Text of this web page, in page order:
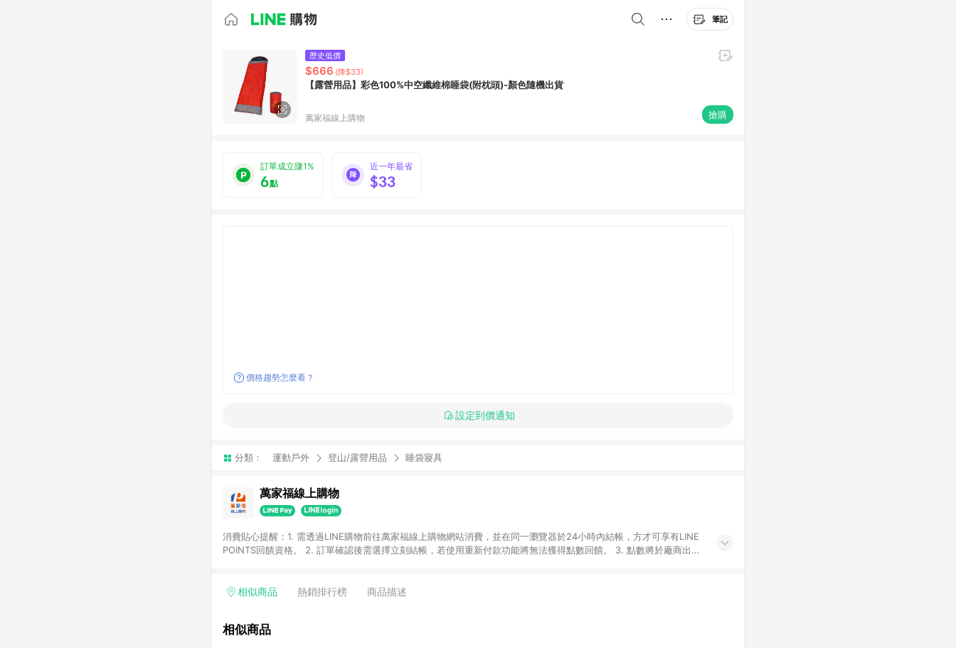
筆記
歷史低價
$666 (降$33)
【露營用品】彩色100%中空纖維棉睡袋(附枕頭)-顏色隨機出貨
萬家福線上購物 搶購
訂單成立賺1%
6點
近一年最省
$33
價格趨勢怎麼看？
設定到價通知
分類： 運動戶外 登山/露營用品 睡袋寢具
萬家福線上購物
消費貼心提醒：1. 需透過LINE購物前往萬家福線上購物網站消費，並在同一瀏覽器於24小時內結帳，方才可享有LINE
POINTS回饋資格。 2. 訂單確認後需選擇立刻結帳，若使用重新付款功能將無法獲得點數回饋。 3. 點數將於廠商出貨
留時間內聯絡客服中心，並由康達盛通生活事業股份有限公司方進行訂單資格確認。 康達盛通線上購物希望提供簡
相似商品 熱銷排行榜 商品描述
相似商品